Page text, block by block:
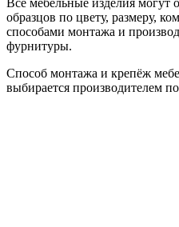
образцов по цвету, размеру,
способами монтажа и
фурнитуры.
Способ монтажа и крепёж
выбирается производителем